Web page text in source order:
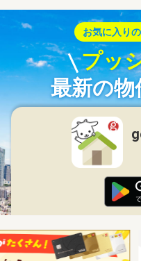
お気に入り
プッ
最新の物